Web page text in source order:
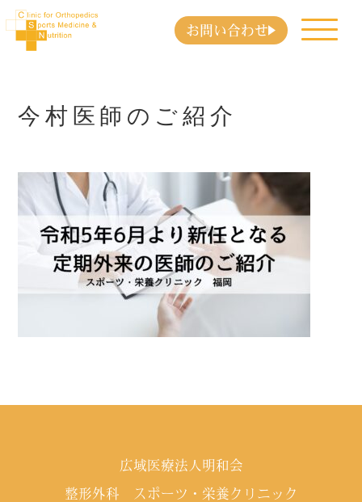
お問い合わせ
今村医師のご紹介
広域医療法人明和会
整形外科 スポーツ・栄養クリニック